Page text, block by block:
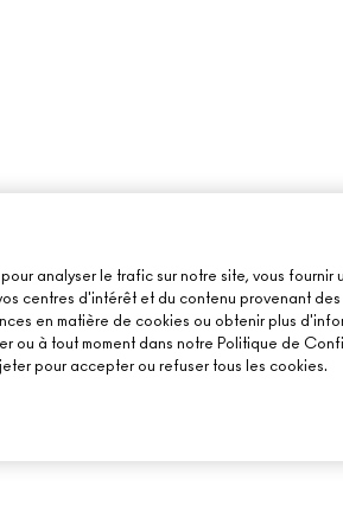
analyser le trafic sur notre site, vous fournir
centres d'intérêt et du contenu provenant des
en matière de cookies ou obtenir plus
ou à tout moment dans notre Politique de
pour accepter ou refuser tous les cookies.